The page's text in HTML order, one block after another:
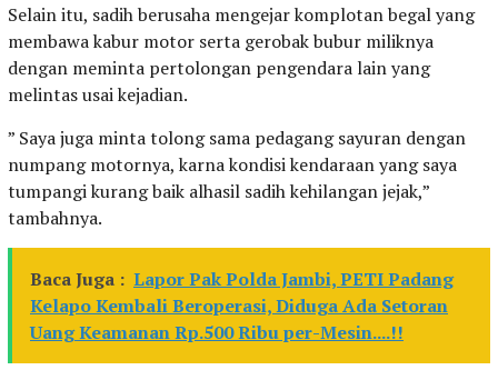
Selain itu, sadih berusaha mengejar komplotan begal yang
membawa kabur motor serta gerobak bubur miliknya
dengan meminta pertolongan pengendara lain yang
melintas usai kejadian.
” Saya juga minta tolong sama pedagang sayuran dengan
numpang motornya, karna kondisi kendaraan yang saya
tumpangi kurang baik alhasil sadih kehilangan jejak,”
tambahnya.
Baca Juga : Lapor Pak Polda Jambi, PETI Padang
Kelapo Kembali Beroperasi, Diduga Ada Setoran
Uang Keamanan Rp.500 Ribu per-Mesin....!!